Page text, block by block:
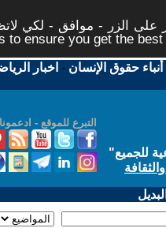
على الزر - موافق - لكي
to ensure you get the
أنباء حقوق الإنسان - اخبار
التبرع للموقع - ادعمونا
للجميع"